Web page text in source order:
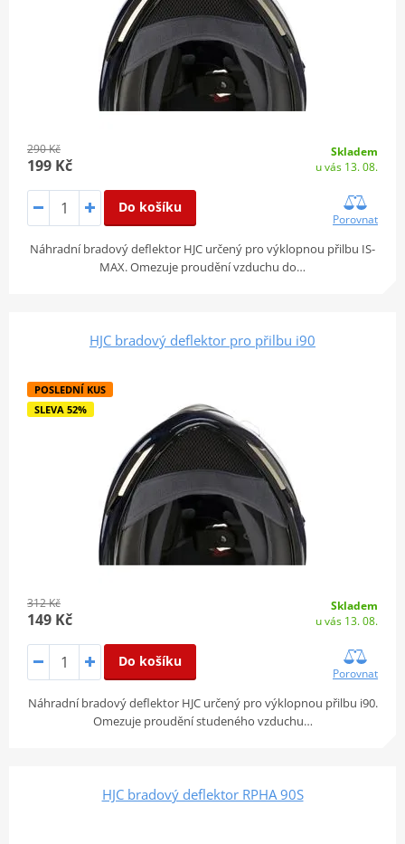
290 Kč
199 Kč
Skladem
u vás 13. 08.
Do košíku
Porovnat
Náhradní bradový deflektor HJC určený pro výklopnou přilbu IS-
MAX. Omezuje proudění vzduchu do…
HJC bradový deflektor pro přilbu i90
POSLEDNÍ KUS
SLEVA 52%
312 Kč
149 Kč
Skladem
u vás 13. 08.
Do košíku
Porovnat
Náhradní bradový deflektor HJC určený pro výklopnou přilbu i90.
Omezuje proudění studeného vzduchu…
HJC bradový deflektor RPHA 90S